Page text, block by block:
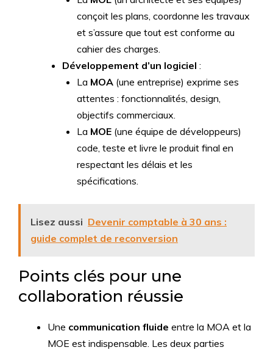
conçoit les plans, coordonne les travaux
et s’assure que tout est conforme au
cahier des charges.
Développement d’un logiciel :
La MOA (une entreprise) exprime ses
attentes : fonctionnalités, design,
objectifs commerciaux.
La MOE (une équipe de développeurs)
code, teste et livre le produit final en
respectant les délais et les
spécifications.
Lisez aussi Devenir comptable à 30 ans :
guide complet de reconversion
Points clés pour une
collaboration réussie
Une communication fluide entre la MOA et la
MOE est indispensable. Les deux parties